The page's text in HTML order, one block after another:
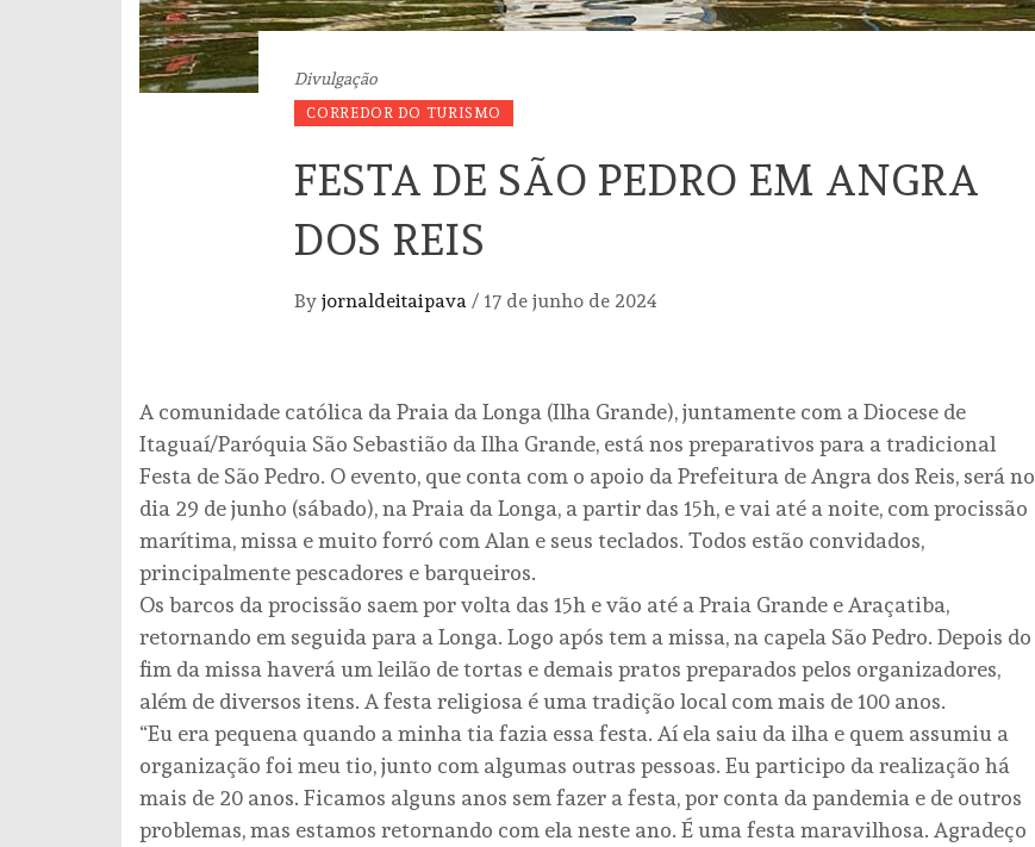
Divulgação
CORREDOR DO TURISMO
FESTA DE SÃO PEDRO EM ANGRA
DOS REIS
By jornaldeitaipava / 17 de junho de 2024
A comunidade católica da Praia da Longa (Ilha Grande), juntamente com a Diocese de
Itaguaí/Paróquia São Sebastião da Ilha Grande, está nos preparativos para a tradicional
Festa de São Pedro. O evento, que conta com o apoio da Prefeitura de Angra dos Reis, será no
dia 29 de junho (sábado), na Praia da Longa, a partir das 15h, e vai até a noite, com procissão
marítima, missa e muito forró com Alan e seus teclados. Todos estão convidados,
principalmente pescadores e barqueiros.
Os barcos da procissão saem por volta das 15h e vão até a Praia Grande e Araçatiba,
retornando em seguida para a Longa. Logo após tem a missa, na capela São Pedro. Depois do
fim da missa haverá um leilão de tortas e demais pratos preparados pelos organizadores,
além de diversos itens. A festa religiosa é uma tradição local com mais de 100 anos.
“Eu era pequena quando a minha tia fazia essa festa. Aí ela saiu da ilha e quem assumiu a
organização foi meu tio, junto com algumas outras pessoas. Eu participo da realização há
mais de 20 anos. Ficamos alguns anos sem fazer a festa, por conta da pandemia e de outros
problemas, mas estamos retornando com ela neste ano. É uma festa maravilhosa. Agradeço